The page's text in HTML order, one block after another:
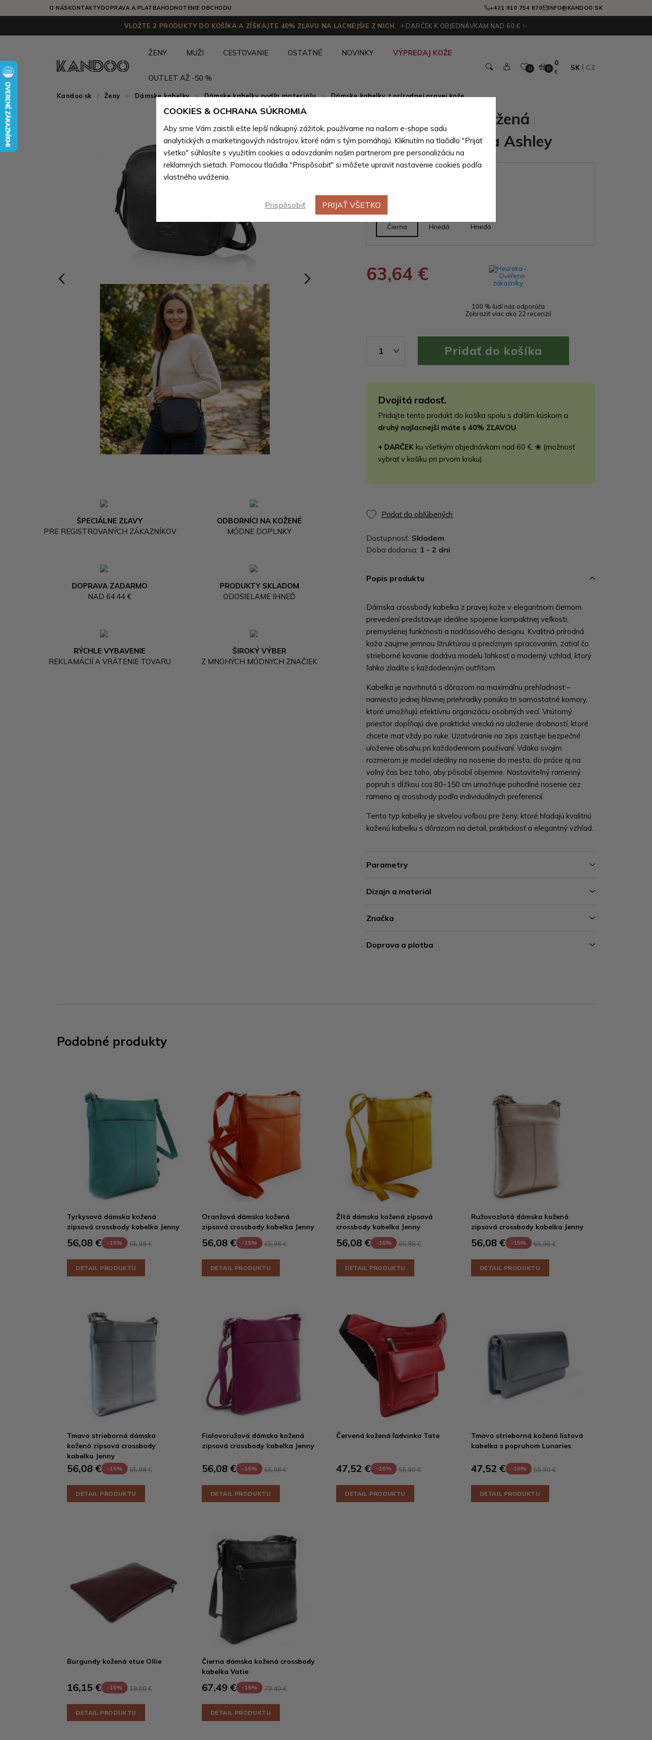
O NÁSKONTAKTYDOPRAVA A PLATBAHODNOTENIE OBCHODU +421 910 754 870 INFO@KANDOO.SK
VLOŽTE 2 PRODUKTY DO KOŠÍKA A ZÍSKAJTE 40% ZĽAVU NA LACNEJŠIE Z NICH. + DARČEK K OBJEDNÁVKAM NAD 60 € ✨
ŽENY MUŽI CESTOVANIE OSTATNÉ NOVINKY VÝPREDAJ KOŽE
OUTLET AŽ -50 %
0 0
0
€
SK CZ
Kandoo.sk Ženy > Dámske kabelky > Dámske kabelky podľa materiálu > Dámske kabelky z prírodnej pravej kože
ŠPECIÁLNE ZĽAVY
PRE REGISTROVANÝCH ZÁKAZNÍKOV
ODBORNÍCI NA KOŽENÉ
MÓDNE DOPLNKY
DOPRAVA ZADARMO
NAD 64.44 €
PRODUKTY SKLADOM
ODOSIELAME IHNEĎ
RÝCHLE VYBAVENIE
REKLAMÁCIÍ A VRÁTENIE TOVARU
ŠIROKÝ VÝBER
Z MNOHÝCH MÓDNYCH ZNAČIEK
Čierna dámska kožená
crossbody kabelka Ashley
Čierna Hnedá Hnedá
63,64 €
100 % ľudí nás odporúča
Zobraziť viac ako 22 recenzií
1
Dvojitá radosť.
Pridajte tento produkt do košíka spolu s ďalším kúskom a
druhý najlacnejší máte s 40% ZĽAVOU.
+ DARČEK ku všetkým objednávkam nad 60 €. ❀ (možnosť
vybrať v košíku pri prvom kroku)
Pridať do obľúbených
Dostupnosť: Skladem
Doba dodania: 1 - 2 dni
Popis produktu
Dámska crossbody kabelka z pravej kože v elegantnom čiernom
prevedení predstavuje ideálne spojenie kompaktnej veľkosti,
premyslenej funkčnosti a nadčasového designu. Kvalitná prírodná
koža zaujme jemnou štruktúrou a precíznym spracovaním, zatiaľ čo
strieborné kovanie dodáva modelu ľahkosť a moderný vzhľad, ktorý
ľahko zladíte s každodenným outfitom.
Kabelka je navrhnutá s dôrazom na maximálnu prehľadnosť –
namiesto jednej hlavnej priehradky ponúka tri samostatné komory,
ktoré umožňujú efektívnu organizáciu osobných vecí. Vnútorný
priestor dopĺňajú dve praktické vrecká na uloženie drobností, ktoré
chcete mať vždy po ruke. Uzatváranie na zips zaisťuje bezpečné
uloženie obsahu pri každodennom používaní. Vďaka svojim
rozmerom je model ideálny na nosenie do mesta, do práce aj na
voľný čas bez toho, aby pôsobil objemne. Nastaviteľný ramenný
popruh s dĺžkou cca 80–150 cm umožňuje pohodlné nosenie cez
rameno aj crossbody podľa individuálnych preferencií.
Tento typ kabelky je skvelou voľbou pre ženy, ktoré hľadajú kvalitnú
koženú kabelku s dôrazom na detail, praktickosť a elegantný vzhľad.
Parametry
Dizajn a materiál
Značka
Doprava a platba
Podobné produkty
Tyrkysová dámska kožená
zipsová crossbody kabelka Jenny
56,08 € -15% 65,98 €
DETAIL PRODUKTU
Oranžová dámska kožená
zipsová crossbody kabelka Jenny
56,08 € -15% 65,98 €
DETAIL PRODUKTU
Žltá dámska kožená zipsová
crossbody kabelka Jenny
56,08 € -15% 65,98 €
DETAIL PRODUKTU
Ružovozlatá dámska kožená
zipsová crossbody kabelka Jenny
56,08 € -15% 65,98 €
DETAIL PRODUKTU
Tmavo strieborná dámska
kožená zipsová crossbody
kabelka Jenny
56,08 € -15% 65,98 €
DETAIL PRODUKTU
Fialovoružová dámska kožená
zipsová crossbody kabelka Jenny
56,08 € -15% 65,98 €
DETAIL PRODUKTU
Červená kožená ľadvinka Tate
47,52 € -15% 55,90 €
DETAIL PRODUKTU
Tmavo strieborná kožená listová
kabelka s popruhom Lunaries
47,52 € -15% 55,90 €
DETAIL PRODUKTU
Burgundy kožená etue Ollie
16,15 € -15% 19,00 €
DETAIL PRODUKTU
Čierna dámska kožená crossbody
kabelka Vatie
67,49 € -15% 79,40 €
DETAIL PRODUKTU
COOKIES & OCHRANA SÚKROMIA
Aby sme Vám zaistili ešte lepší nákupný zážitok, používame na našom e-shope sadu
analytických a marketingových nástrojov, ktoré nám s tým pomáhajú. Kliknutím na tlačidlo "Prijať
všetko" súhlasíte s využitím cookies a odovzdaním našim partnerom pre personalizáciu na
reklamných sieťach. Pomocou tlačidla "Prispôsobiť" si môžete upraviť nastavenie cookies podľa
vlastného uváženia.
Prispôsobiť PRIJAŤ VŠETKO